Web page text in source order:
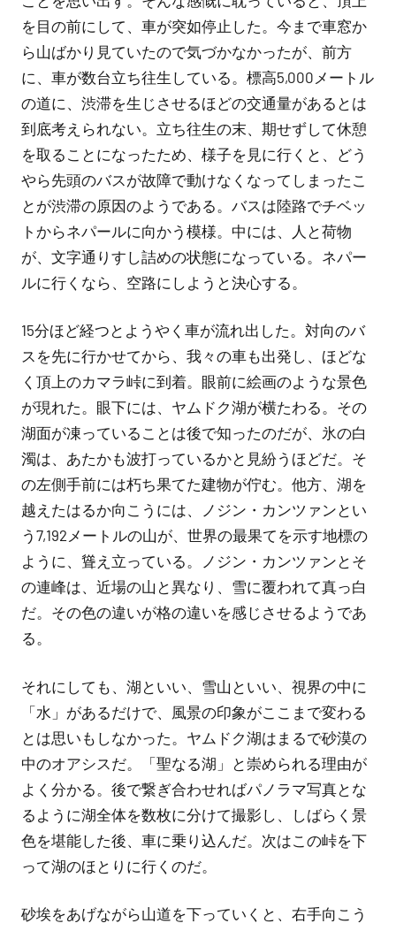
を目の前にして、車が突如停止した。今まで車窓か
ら山ばかり見ていたので気づかなかったが、前方
に、車が数台立ち往生している。標高5,000メートル
の道に、渋滞を生じさせるほどの交通量があるとは
到底考えられない。立ち往生の末、期せずして休憩
を取ることになったため、様子を見に行くと、どう
やら先頭のバスが故障で動けなくなってしまったこ
とが渋滞の原因のようである。バスは陸路でチベッ
トからネパールに向かう模様。中には、人と荷物
が、文字通りすし詰めの状態になっている。ネパー
ルに行くなら、空路にしようと決心する。
15分ほど経つとようやく車が流れ出した。対向のバ
スを先に行かせてから、我々の車も出発し、ほどな
く頂上のカマラ峠に到着。眼前に絵画のような景色
が現れた。眼下には、ヤムドク湖が横たわる。その
湖面が凍っていることは後で知ったのだが、氷の白
濁は、あたかも波打っているかと見紛うほどだ。そ
の左側手前には朽ち果てた建物が佇む。他方、湖を
越えたはるか向こうには、ノジン・カンツァンとい
う7,192メートルの山が、世界の最果てを示す地標の
ように、聳え立っている。ノジン・カンツァンとそ
の連峰は、近場の山と異なり、雪に覆われて真っ白
だ。その色の違いが格の違いを感じさせるようであ
る。
それにしても、湖といい、雪山といい、視界の中に
「水」があるだけで、風景の印象がここまで変わる
とは思いもしなかった。ヤムドク湖はまるで砂漠の
中のオアシスだ。「聖なる湖」と崇められる理由が
よく分かる。後で繋ぎ合わせればパノラマ写真とな
るように湖全体を数枚に分けて撮影し、しばらく景
色を堪能した後、車に乗り込んだ。次はこの峠を下
って湖のほとりに行くのだ。
砂埃をあげながら山道を下っていくと、右手向こう